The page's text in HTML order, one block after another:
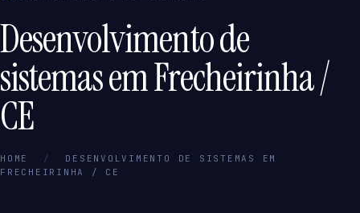
Desenvolvimento de
sistemas em Frecheirinha /
CE
HOME /
DESENVOLVIMENTO DE SISTEMAS EM
FRECHEIRINHA / CE